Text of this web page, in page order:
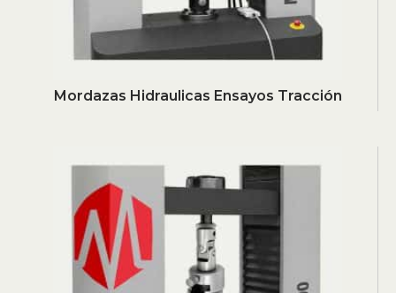
Mordazas Hidraulicas Ensayos Tracción